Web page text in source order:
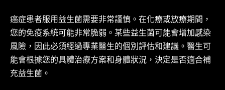
癌症患者服用益生菌需要非常謹慎。在化療或放療期間，
您的免疫系統可能非常脆弱。某些益生菌可能會增加感染
風險，因此必須經過專業醫生的個別評估和建議。醫生可
能會根據您的具體治療方案和身體狀況，決定是否適合補
充益生菌。